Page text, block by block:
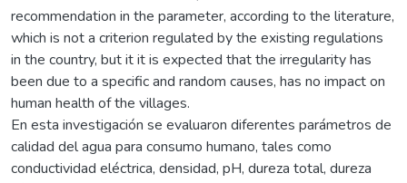
recommendation in the parameter, according to the literature,
which is not a criterion regulated by the existing regulations
in the country, but it it is expected that the irregularity has
been due to a specific and random causes, has no impact on
human health of the villages.
En esta investigación se evaluaron diferentes parámetros de
calidad del agua para consumo humano, tales como
conductividad eléctrica, densidad, pH, dureza total, dureza